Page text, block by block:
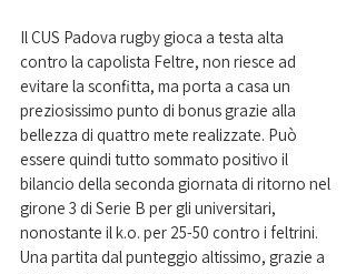
Il CUS Padova rugby gioca a testa alta
contro la capolista Feltre, non riesce ad
evitare la sconfitta, ma porta a casa un
preziosissimo punto di bonus grazie alla
bellezza di quattro mete realizzate. Può
essere quindi tutto sommato positivo il
bilancio della seconda giornata di ritorno nel
girone 3 di Serie B per gli universitari,
nonostante il k.o. per 25-50 contro i feltrini.
Una partita dal punteggio altissimo, grazie a